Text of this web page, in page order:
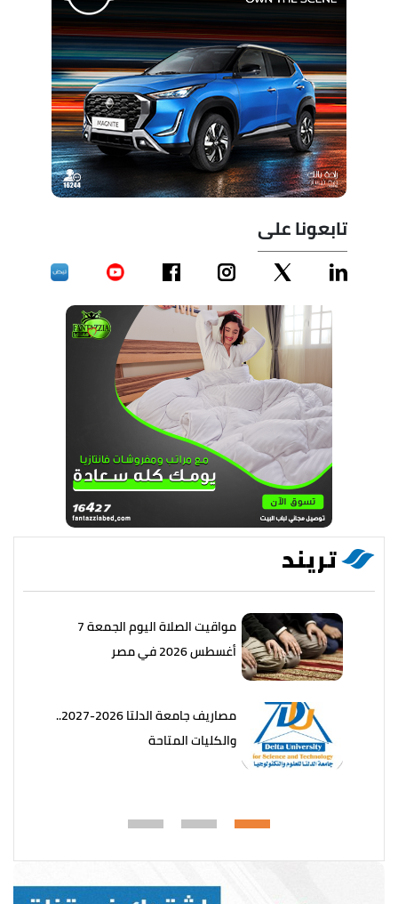
تابعونا على
تريند
مواقيت الصلاة اليوم الجمعة 7
أغسطس 2026 في مصر
مصاريف جامعة الدلتا 2026-2027..
والكليات المتاحة